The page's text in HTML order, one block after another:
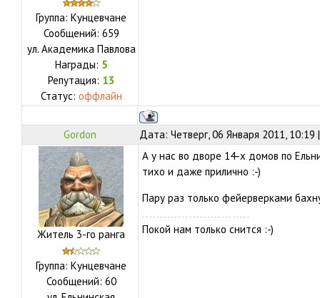
Группа: Кунцевчане
Сообщений: 659
ул. Академика Павлова
Награды: 5
Репутация: 13
Статус: оффлайн
Gordon Дата: Четверг, 06 Января 2011,
Житель 3-го ранга
Группа: Кунцевчане
Сообщений: 60
А у нас во дворе 14-х домов по
тихо и даже прилично :-)
Пару раз только фейерверками
Покой нам только снится :-)